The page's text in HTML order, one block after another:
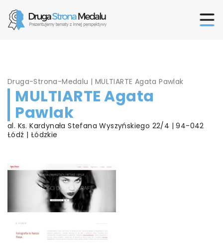
Druga-Strona-Medalu | MULTIARTE Agata Pawlak
MULTIARTE Agata
Pawlak
al. Ks. Kardynała Stefana Wyszyńskiego 22/4 | 94-042
Łódź | Łódzkie